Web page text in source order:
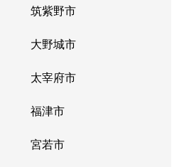
筑紫野市
大野城市
太宰府市
福津市
宮若市